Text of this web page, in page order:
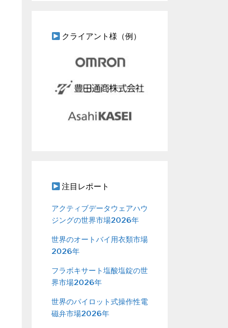
クライアント様（例）
注目レポート
アクティブデータウェアハウ
ジングの世界市場2026年
世界のオートバイ用衣類市場
2026年
フラボキサート塩酸塩錠の世
界市場2026年
世界のパイロット式操作性電
磁弁市場2026年